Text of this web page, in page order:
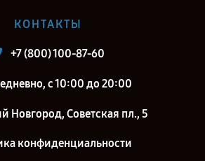
КОНТАКТЫ
+7 (800) 100-87-60
с 10:00 до 20:00
Новгород, Советская пл., 5
конфиденциальности